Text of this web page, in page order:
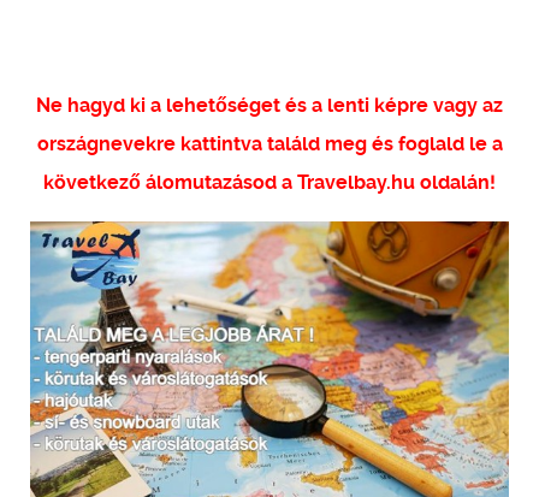
Ne hagyd ki a lehetőséget és a lenti képre vagy az
országnevekre kattintva találd meg és foglald le a
következő álomutazásod a Travelbay.hu oldalán!